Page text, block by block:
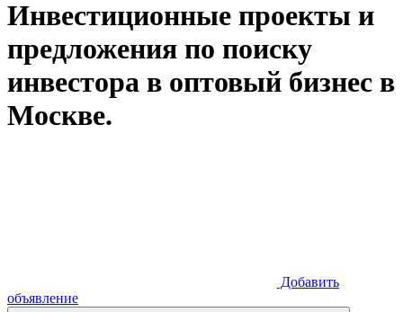
Инвестиционные проекты и
предложения по поиску
инвестора в оптовый бизнес в
Москве.
Добавить
объявление